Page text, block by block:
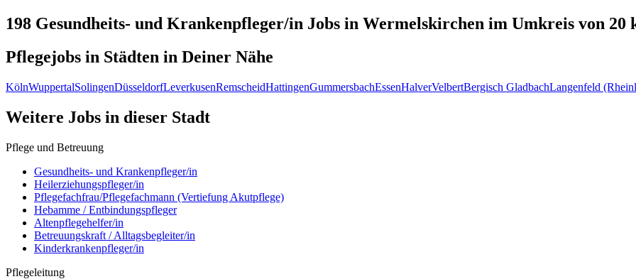
198 Gesundheits- und Krankenpfleger/in Jobs in Wermelskirchen im Umkreis von 20
Pflegejobs in Städten in Deiner Nähe
KölnWuppertalSolingenDüsseldorfLeverkusenRemscheidHattingenGummersbachEssenHalverVelbertBergisch GladbachLangenfeld
Weitere Jobs in dieser Stadt
Pflege und Betreuung
Gesundheits- und Krankenpfleger/in
Heilerziehungspfleger/in
Pflegefachfrau/Pflegefachmann (Vertiefung Akutpflege)
Hebamme / Entbindungspfleger
Altenpflegehelfer/in
Betreuungskraft / Alltagsbegleiter/in
Kinderkrankenpfleger/in
Pflegeleitung